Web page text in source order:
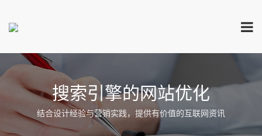
搜索引擎的网站优化
结合设计经验与营销实践，提供有价值的互联网资讯